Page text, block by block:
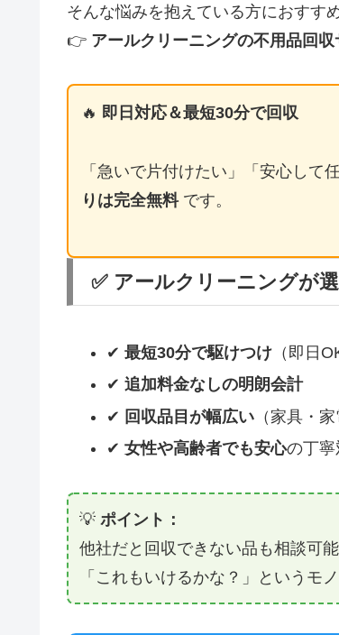
そんな悩みを抱えている方におすす
👉 アールクリーニングの不用品回収
🔥 即日対応＆最短30分で回収
「急いで片付けたい」「安心して
りは完全無料です。
✅ アールクリーニングが
✔ 最短30分で駆けつけ（即日
✔ 追加料金なしの明朗会計
✔ 回収品目が幅広い（家具・家
✔ 女性や高齢者でも安心の丁寧
💡 ポイント：
他社だと回収できない品も相談可能
「これもいけるかな？」というモ